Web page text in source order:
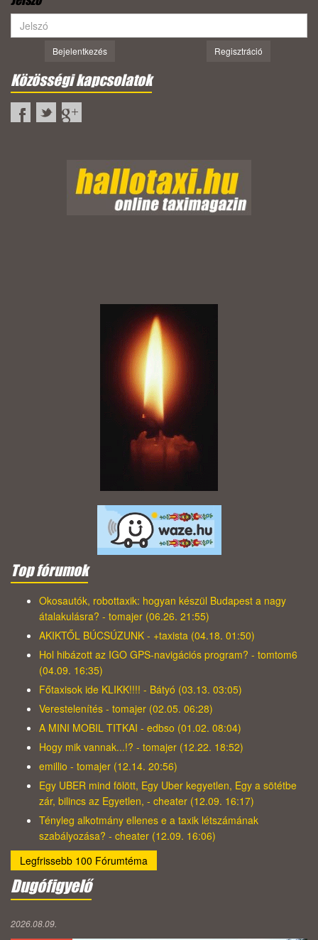
Bejelentkezés Regisztráció
Közösségi kapcsolatok
Top fórumok
Okosautók, robottaxik: hogyan készül Budapest a nagy
átalakulásra? - tomajer (06.26. 21:55)
AKIKTŐL BÚCSÚZUNK - +taxista (04.18. 01:50)
Hol hibázott az IGO GPS-navigációs program? - tomtom6
(04.09. 16:35)
Főtaxisok ide KLIKK!!!! - Bátyó (03.13. 03:05)
Verestelenítés - tomajer (02.05. 06:28)
A MINI MOBIL TITKAI - edbso (01.02. 08:04)
Hogy mik vannak...!? - tomajer (12.22. 18:52)
emillio - tomajer (12.14. 20:56)
Egy UBER mind fölött, Egy Uber kegyetlen, Egy a sötétbe
zár, bilincs az Egyetlen, - cheater (12.09. 16:17)
Tényleg alkotmány ellenes e a taxik létszámának
szabályozása? - cheater (12.09. 16:06)
Legfrissebb 100 Fórumtéma
Dugófigyelő
2026.08.09.